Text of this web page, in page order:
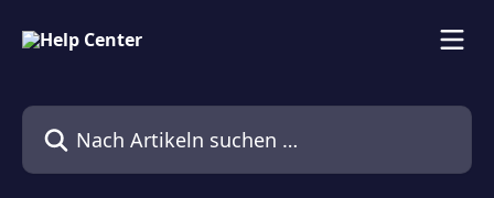
Nach Artikeln suchen …